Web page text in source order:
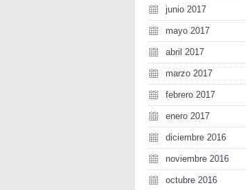
junio 2017
mayo 2017
abril 2017
marzo 2017
febrero 2017
enero 2017
diciembre 2016
noviembre 2016
octubre 2016